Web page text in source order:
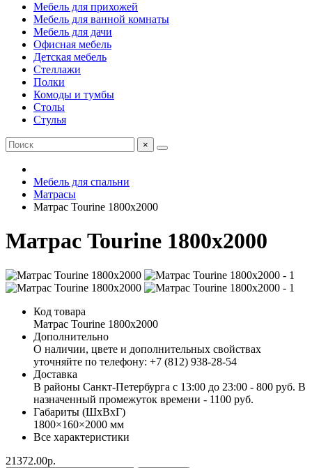
Мебель для прихожей
Мебель для ванной комнаты
Мебель для дачи
Офисная мебель
Детская мебель
Стеллажи
Полки
Комоды и тумбы
Столы
Стулья
×
Мебель для спальни
Матрасы
Матрас Tourine 1800х2000
Матрас Tourine 1800х2000
Код товара
Матрас Tourine 1800х2000
Дополнительно
О наличии, цвете и дополнительных свойствах
уточняйте по телефону: +7 (812) 938-28-54
Доставка
В районы Санкт-Петербурга с 13:00 до 23:00 - 800 руб. В
назначенный промежуток времени - 1100 руб.
Габариты (ШхВхГ)
1800×160×2000 мм
Все характеристики
21372.00р.